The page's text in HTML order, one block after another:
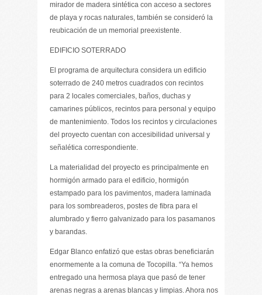
mirador de madera sintética con acceso a sectores
de playa y rocas naturales, también se consideró la
reubicación de un memorial preexistente.
EDIFICIO SOTERRADO
El programa de arquitectura considera un edificio
soterrado de 240 metros cuadrados con recintos
para 2 locales comerciales, baños, duchas y
camarines públicos, recintos para personal y equipo
de mantenimiento. Todos los recintos y circulaciones
del proyecto cuentan con accesibilidad universal y
señalética correspondiente.
La materialidad del proyecto es principalmente en
hormigón armado para el edificio, hormigón
estampado para los pavimentos, madera laminada
para los sombreaderos, postes de fibra para el
alumbrado y fierro galvanizado para los pasamanos
y barandas.
Edgar Blanco enfatizó que estas obras beneficiarán
enormemente a la comuna de Tocopilla. “Ya hemos
entregado una hermosa playa que pasó de tener
arenas negras a arenas blancas y limpias. Ahora nos